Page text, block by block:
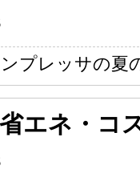
プレッサの夏
エネ・コ